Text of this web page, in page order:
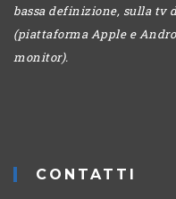
bassa definizione, sulla tv
(piattaforma Apple e
monitor).
CONTATTI